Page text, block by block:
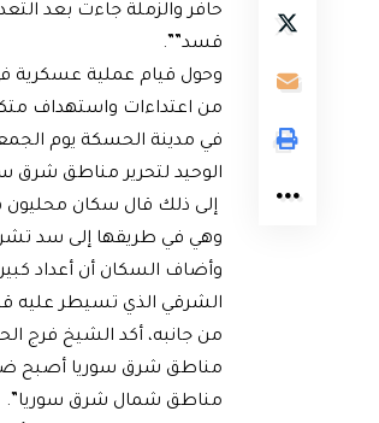
حافر والزملة جاءت بعد
قسد””.
وحول قيام عملية عسكرية
في مدينة الحسكة يوم
الوحيد لتحرير مناطق شرق
إلى ذلك قال سكان محليون
وهي في طريقها إلى سد
وأضاف السكان أن أعداد
الشرقي الذي تسيطر عليه
من جانبه، أكد الشيخ فرج
مناطق شرق سوريا أصبح
مناطق شمال شرق سوريا”.